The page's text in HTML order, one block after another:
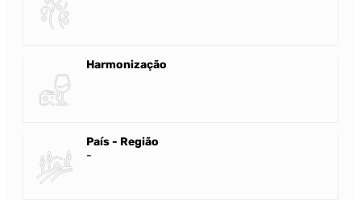
Harmonização
País - Região
-